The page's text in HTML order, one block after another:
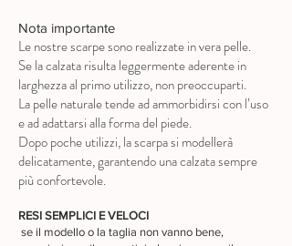
Nota importante
Le nostre scarpe sono realizzate in vera pelle.
Se la calzata risulta leggermente aderente in
larghezza al primo utilizzo, non preoccuparti.
La pelle naturale tende ad ammorbidirsi con l’uso
e ad adattarsi alla forma del piede.
Dopo poche utilizzi, la scarpa si modellerà
delicatamente, garantendo una calzata sempre
più confortevole.
RESI SEMPLICI E VELOCI
se il modello o la taglia non vanno bene,